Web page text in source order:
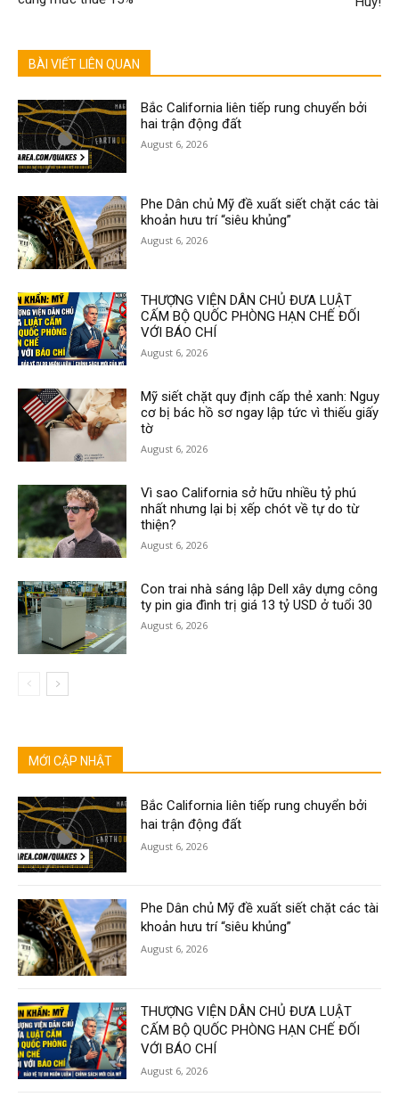
BÀI VIẾT LIÊN QUAN
Bắc California liên tiếp rung chuyển bởi
hai trận động đất
August 6, 2026
Phe Dân chủ Mỹ đề xuất siết chặt các tài
khoản hưu trí “siêu khủng”
August 6, 2026
THƯỢNG VIỆN DÂN CHỦ ĐƯA LUẬT
CẤM BỘ QUỐC PHÒNG HẠN CHẾ ĐỐI
VỚI BÁO CHÍ
August 6, 2026
Mỹ siết chặt quy định cấp thẻ xanh: Nguy
cơ bị bác hồ sơ ngay lập tức vì thiếu giấy
tờ
August 6, 2026
Vì sao California sở hữu nhiều tỷ phú
nhất nhưng lại bị xếp chót về tự do từ
thiện?
August 6, 2026
Con trai nhà sáng lập Dell xây dựng công
ty pin gia đình trị giá 13 tỷ USD ở tuổi 30
August 6, 2026
MỚI CẬP NHẬT
Bắc California liên tiếp rung chuyển bởi
hai trận động đất
August 6, 2026
Phe Dân chủ Mỹ đề xuất siết chặt các tài
khoản hưu trí “siêu khủng”
August 6, 2026
THƯỢNG VIỆN DÂN CHỦ ĐƯA LUẬT
CẤM BỘ QUỐC PHÒNG HẠN CHẾ ĐỐI
VỚI BÁO CHÍ
August 6, 2026